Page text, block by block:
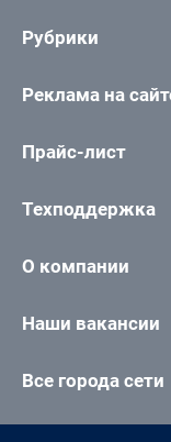
Рубрики
Реклама на
Прайс-лист
Техподдержка
О компании
Наши вакансии
Все города сети